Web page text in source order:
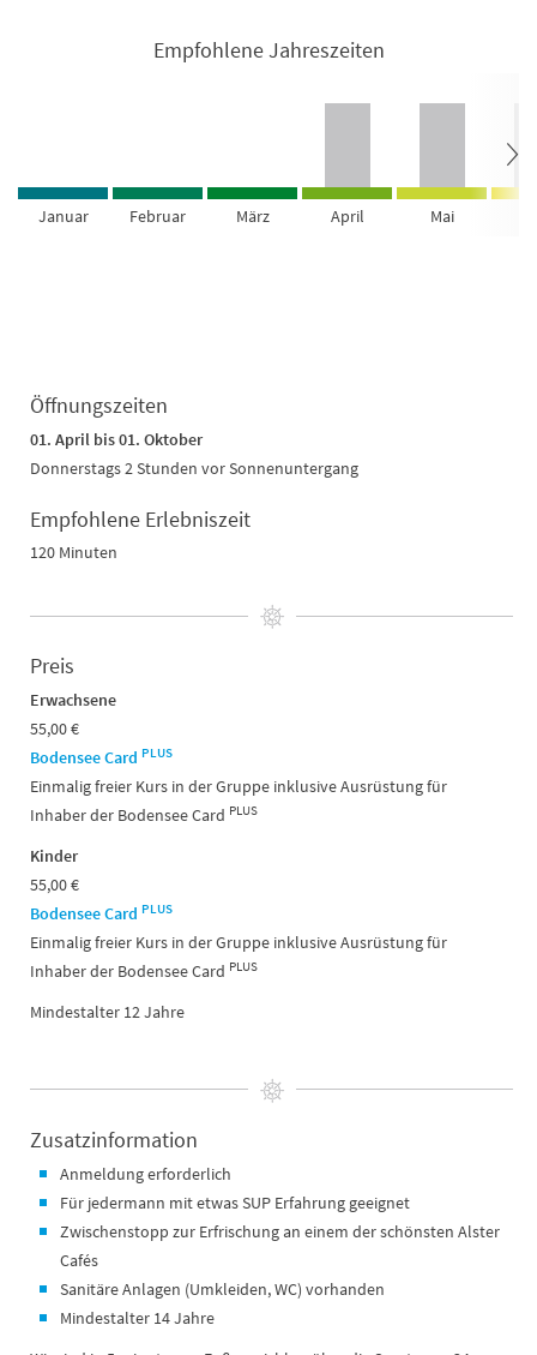
Empfohlene Jahreszeiten
Januar Februar März April Mai
Öffnungszeiten
01. April bis 01. Oktober
Donnerstags 2 Stunden vor Sonnenuntergang
Empfohlene Erlebniszeit
120 Minuten
Preis
Erwachsene
55,00 €
Bodensee Card PLUS
Einmalig freier Kurs in der Gruppe inklusive Ausrüstung für
Inhaber der Bodensee Card PLUS
Kinder
55,00 €
Bodensee Card PLUS
Einmalig freier Kurs in der Gruppe inklusive Ausrüstung für
Inhaber der Bodensee Card PLUS
Mindestalter 12 Jahre
Zusatzinformation
Anmeldung erforderlich
Für jedermann mit etwas SUP Erfahrung geeignet
Zwischenstopp zur Erfrischung an einem der schönsten Alster
Cafés
Sanitäre Anlagen (Umkleiden, WC) vorhanden
Mindestalter 14 Jahre